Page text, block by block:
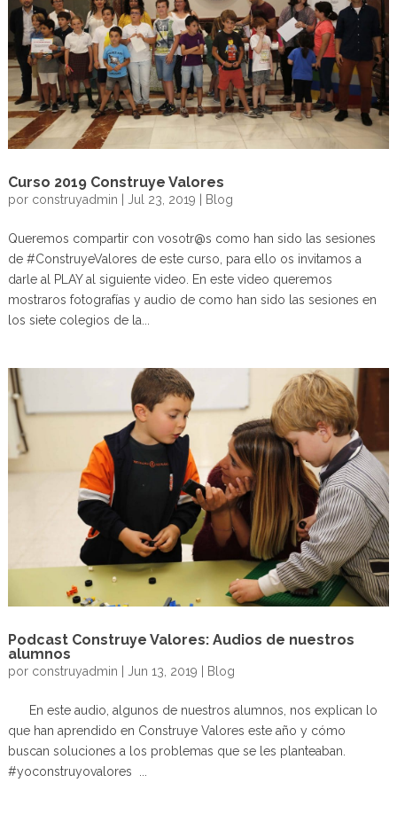
Curso 2019 Construye Valores
por construyadmin Jul 23, 2019 Blog
Queremos compartir con vosotr@s como han sido las sesiones
de #ConstruyeValores de este curso, para ello os invitamos a
darle al PLAY al siguiente video. En este video queremos
mostraros fotografías y audio de como han sido las sesiones en
los siete colegios de la...
Podcast Construye Valores: Audios de nuestros
alumnos
por construyadmin Jun 13, 2019 Blog
En este audio, algunos de nuestros alumnos, nos explican lo
que han aprendido en Construye Valores este año y cómo
buscan soluciones a los problemas que se les planteaban.
#yoconstruyovalores ...